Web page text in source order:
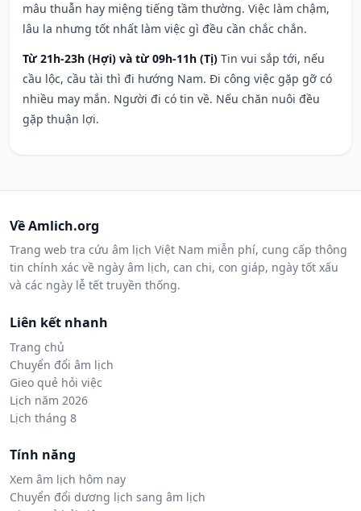
mâu thuẫn hay miệng tiếng tầm thường. Việc làm chậm,
lâu la nhưng tốt nhất làm việc gì đều cần chắc chắn.
Từ 21h-23h (Hợi) và từ 09h-11h (Tị) Tin vui sắp tới, nếu
cầu lộc, cầu tài thì đi hướng Nam. Đi công việc gặp gỡ có
nhiều may mắn. Người đi có tin về. Nếu chăn nuôi đều
gặp thuận lợi.
Về Amlich.org
Trang web tra cứu âm lịch Việt Nam miễn phí, cung cấp thông
tin chính xác về ngày âm lịch, can chi, con giáp, ngày tốt xấu
và các ngày lễ tết truyền thống.
Liên kết nhanh
Trang chủ
Chuyển đổi âm lịch
Gieo quẻ hỏi việc
Lịch năm 2026
Lịch tháng 8
Tính năng
Xem âm lịch hôm nay
Chuyển đổi dương lịch sang âm lịch